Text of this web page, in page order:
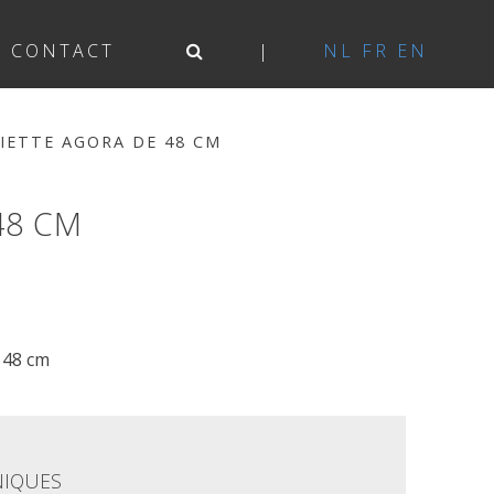
CONTACT NL FR EN
AGORA DE 48 CM
CM
cm